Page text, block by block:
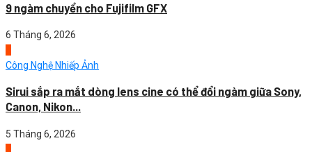
9 ngàm chuyển cho Fujifilm GFX
6 Tháng 6, 2026
Công Nghệ Nhiếp Ảnh
Sirui sắp ra mắt dòng lens cine có thể đổi ngàm giữa Sony,
Canon, Nikon...
5 Tháng 6, 2026